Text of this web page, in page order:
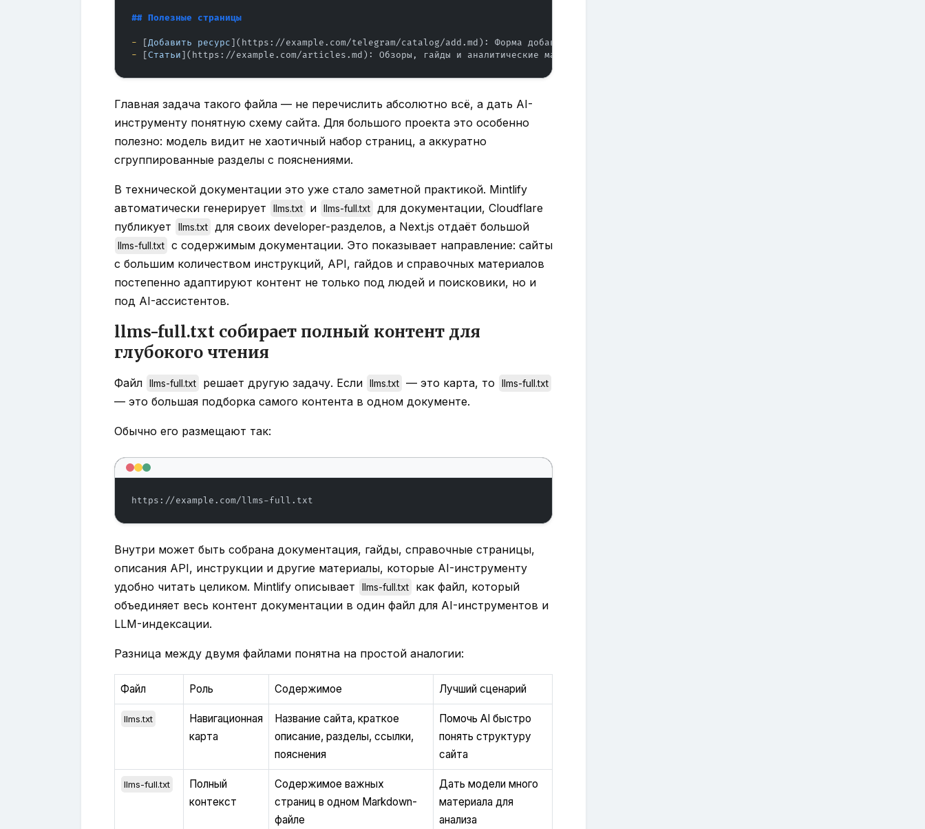
## Полезные страницы
- [Добавить ресурс]( https://example.com/telegram/catalog/add.md
- [Статьи]( https://example.com/articles.md ): Обзоры, гайды и аналитические материалы.
Главная задача такого файла — не перечислить абсолютно всё, а дать AI-
инструменту понятную схему сайта. Для большого проекта это особенно
полезно: модель видит не хаотичный набор страниц, а аккуратно
сгруппированные разделы с пояснениями.
В технической документации это уже стало заметной практикой. Mintlify
автоматически генерирует
llms.txt и llms-full.txt для документации, Cloudflare
публикует
llms.txt для своих developer-разделов, а Next.js отдаёт большой
llms-full.txt с содержимым документации. Это показывает направление: сайты
с большим количеством инструкций, API, гайдов и справочных материалов
постепенно адаптируют контент не только под людей и поисковики, но и
под AI-ассистентов.
llms-full.txt собирает полный контент для
глубокого чтения
Файл llms-full.txt решает другую задачу. Если llms.txt — это карта, то llms-full.txt
— это большая подборка самого контента в одном документе.
Обычно его размещают так:
https://example.com/llms-full.txt
Внутри может быть собрана документация, гайды, справочные страницы,
описания API, инструкции и другие материалы, которые AI-инструменту
удобно читать целиком. Mintlify описывает
llms-full.txt
как файл, который
объединяет весь контент документации в один файл для AI-инструментов и
LLM-индексации.
Разница между двумя файлами понятна на простой аналогии:
Файл Роль Содержимое Лучший сценарий
llms.txt
Навигационная
карта
Название сайта, краткое
описание, разделы, ссылки,
пояснения
Помочь AI быстро
понять структуру
сайта
llms-full.txt
Полный
контекст
Содержимое важных
страниц в одном Markdown-
файле
Дать модели много
материала для
анализа